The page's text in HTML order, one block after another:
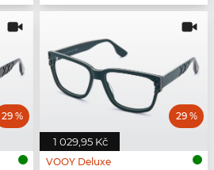
29 %
1 029,95 Kč
29 %
VOOY Deluxe